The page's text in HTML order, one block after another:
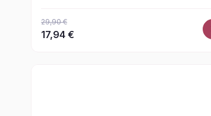
29,90 €
17,94 €